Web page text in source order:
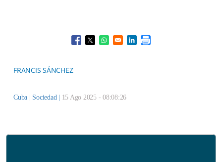
Opens in a new window
Opens in a new window
Opens in a new window
Opens in a new window
FRANCIS SÁNCHEZ
Sociedad 15 Ago 2025 - 08:08:26